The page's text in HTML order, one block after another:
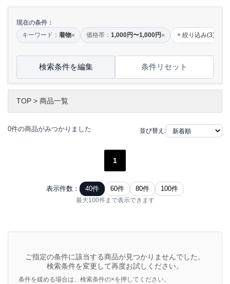
現在の条件：
キーワード： 着物× 価格帯： 1,000円〜1,000円× + 絞り込み(3)
検索条件を編集 条件リセット
TOP > 商品一覧
0件の商品がみつかりました 並び替え:
1
表示件数： 40件 60件 80件 100件
最大100件まで表示できます
ご指定の条件に該当する商品が見つかりませんでした。
検索条件を変更して再度お試しください。
条件を緩める場合は、検索条件の×を押してください。